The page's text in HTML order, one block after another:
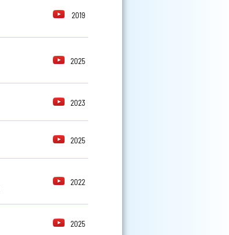
2019
2025
2023
2025
2022
2025